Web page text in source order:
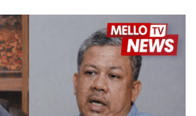
DASAR PEMBONGKARAN
DIPERTANYAKAN